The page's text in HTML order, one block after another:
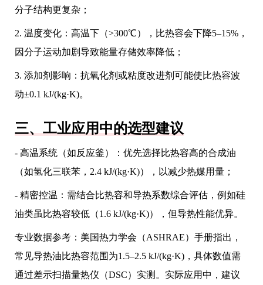
分子结构更复杂；
2. 温度变化：高温下（>300℃），比热容会下降5–15%，
因分子运动加剧导致能量存储效率降低；
3. 添加剂影响：抗氧化剂或粘度改进剂可能使比热容波
动±0.1 kJ/(kg·K)。
三、工业应用中的选型建议
- 高温系统（如反应釜）：优先选择比热容高的合成油
（如氢化三联苯，2.4 kJ/(kg·K)），以减少热媒用量；
- 精密控温：需结合比热容和导热系数综合评估，例如硅
油类虽比热容较低（1.6 kJ/(kg·K)），但导热性能优异。
专业数据参考：美国热力学会（ASHRAE）手册指出，
常见导热油比热容范围为1.5–2.5 kJ/(kg·K)，具体数值需
通过差示扫描量热仪（DSC）实测。实际应用中，建议